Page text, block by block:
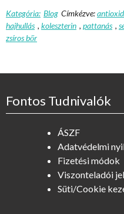
Kategória: Blog Címkézve:
hajhullás , koleszterin , pattanás ,
zsíros bőr
Fontos Tudnivalók
ÁSZF
Adatvédelmi
Fizetési módok
Viszonteladói
Süti/Cookie